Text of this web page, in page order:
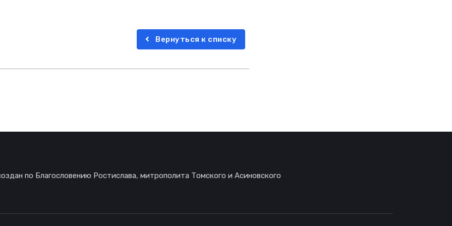
Вернуться к списку
по Благословению Ростислава, митрополита Томского и Асиновского